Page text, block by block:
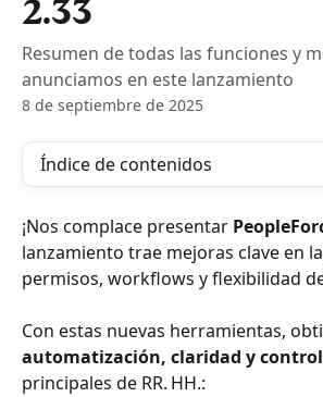
2.33
Resumen de todas las funciones y
anunciamos en este lanzamiento
8 de septiembre de 2025
Índice de contenidos
¡Nos complace presentar
lanzamiento trae mejoras clave en
permisos, workflows y flexibilidad
Con estas nuevas herramientas,
automatización, claridad y control
principales de RR. HH.: